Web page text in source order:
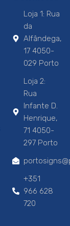
Loja 1: Rua
da
Alfândega,
17 4050-
029 Porto
Loja 2:
Rua
Infante D.
Henrique,
71 4050-
297 Porto
+351
966 628
720